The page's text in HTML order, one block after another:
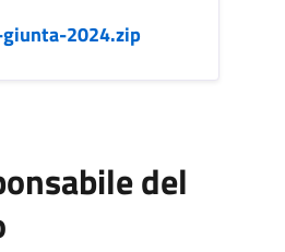
2024.zip
del